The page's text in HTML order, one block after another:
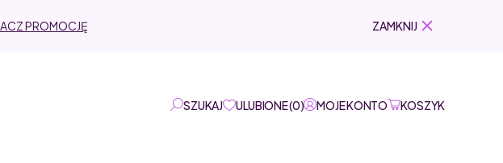
PROMOCJĘ ZAMKNIJ
SZUKAJ ULUBIONE(0) MOJE KONTO KOSZYK